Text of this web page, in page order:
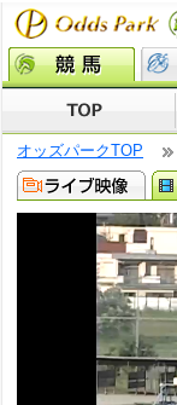
オッズパークTOP